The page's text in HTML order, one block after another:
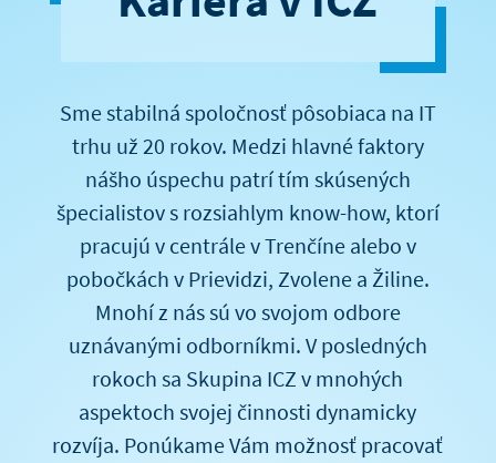
Sme stabilná spoločnosť pôsobiaca na IT
trhu už 20 rokov. Medzi hlavné faktory
nášho úspechu patrí tím skúsených
špecialistov s rozsiahlym know-how, ktorí
pracujú v centrále v Trenčíne alebo v
pobočkách v Prievidzi, Zvolene a Žiline.
Mnohí z nás sú vo svojom odbore
uznávanými odborníkmi. V posledných
rokoch sa Skupina ICZ v mnohých
aspektoch svojej činnosti dynamicky
rozvíja. Ponúkame Vám možnosť pracovať